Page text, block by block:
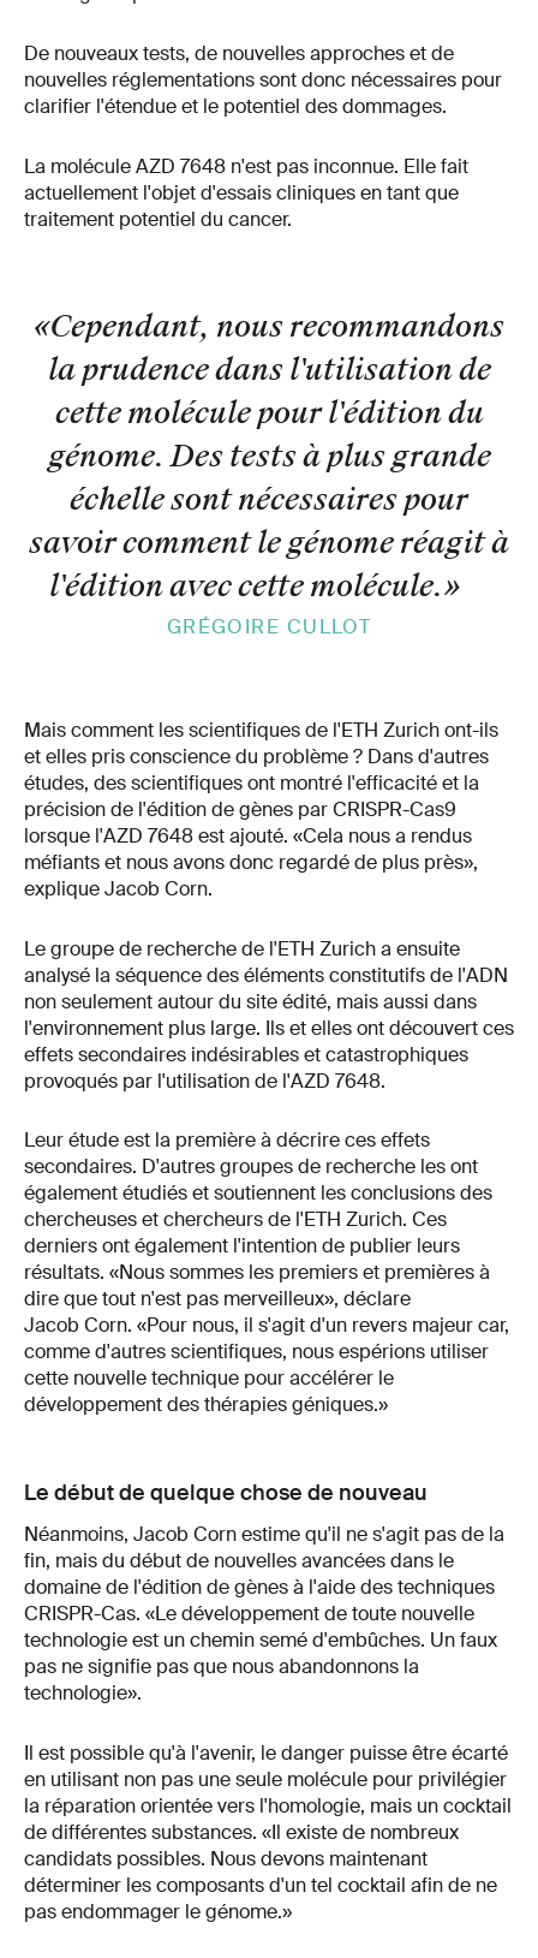
De nouveaux tests, de nouvelles approches et de
nouvelles réglementations sont donc nécessaires pour
clarifier l'étendue et le potentiel des dommages.
La molécule AZD 7648 n'est pas inconnue. Elle fait
actuellement l'objet d'essais cliniques en tant que
traitement potentiel du cancer.
«Cependant, nous recommandons
la prudence dans l'utilisation de
cette molécule pour l'édition du
génome. Des tests à plus grande
échelle sont nécessaires pour
savoir comment le génome réagit à
l'édition avec cette molécule.»
GRÉGOIRE CULLOT
Mais comment les scientifiques de l'ETH Zurich ont-ils
et elles pris conscience du problème ? Dans d'autres
études, des scientifiques ont montré l'efficacité et la
précision de l'édition de gènes par CRISPR-Cas9
lorsque l'AZD 7648 est ajouté. «Cela nous a rendus
méfiants et nous avons donc regardé de plus près»,
explique Jacob Corn.
Le groupe de recherche de l'ETH Zurich a ensuite
analysé la séquence des éléments constitutifs de l'ADN
non seulement autour du site édité, mais aussi dans
l'environnement plus large. Ils et elles ont découvert ces
effets secondaires indésirables et catastrophiques
provoqués par l'utilisation de l'AZD 7648.
Leur étude est la première à décrire ces effets
secondaires. D'autres groupes de recherche les ont
également étudiés et soutiennent les conclusions des
chercheuses et chercheurs de l'ETH Zurich. Ces
derniers ont également l'intention de publier leurs
résultats. «Nous sommes les premiers et premières à
dire que tout n'est pas merveilleux», déclare
Jacob Corn. «Pour nous, il s'agit d'un revers majeur car,
comme d'autres scientifiques, nous espérions utiliser
cette nouvelle technique pour accélérer le
développement des thérapies géniques.»
Le début de quelque chose de nouveau
Néanmoins, Jacob Corn estime qu'il ne s'agit pas de la
fin, mais du début de nouvelles avancées dans le
domaine de l'édition de gènes à l'aide des techniques
CRISPR-Cas. «Le développement de toute nouvelle
technologie est un chemin semé d'embûches. Un faux
pas ne signifie pas que nous abandonnons la
technologie».
Il est possible qu'à l'avenir, le danger puisse être écarté
en utilisant non pas une seule molécule pour privilégier
la réparation orientée vers l'homologie, mais un cocktail
de différentes substances. «Il existe de nombreux
candidats possibles. Nous devons maintenant
déterminer les composants d'un tel cocktail afin de ne
pas endommager le génome.»